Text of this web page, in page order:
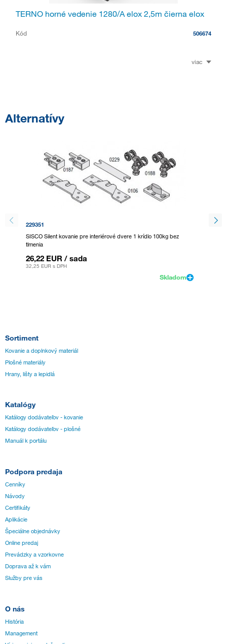
TERNO horné vedenie 1280/A elox 2,5m čierna elox
Kód 506674
viac
Alternatívy
229351
SISCO Silent kovanie pre interiérové dvere 1 krídlo 100kg bez
tlmenia
26,22 EUR / sada
32,25 EUR s DPH
Skladom
392703
Sortiment
Kovanie a doplnkový materiál
Plošné materiály
Hrany, lišty a lepidlá
Katalógy
Katálogy dodávateľov - kovanie
Katálogy dodávateľov - plošné
Manuál k portálu
Podpora predaja
Cenníky
Návody
Certifikáty
Aplikácie
Špeciálne objednávky
Online predaj
Prevádzky a vzorkovne
Doprava až k vám
Služby pre vás
O nás
História
Management